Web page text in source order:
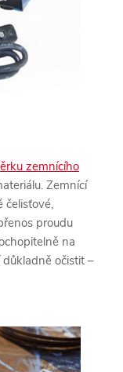
zemnícího
Zemnící
čelisťové,
proudu
na
očistit –